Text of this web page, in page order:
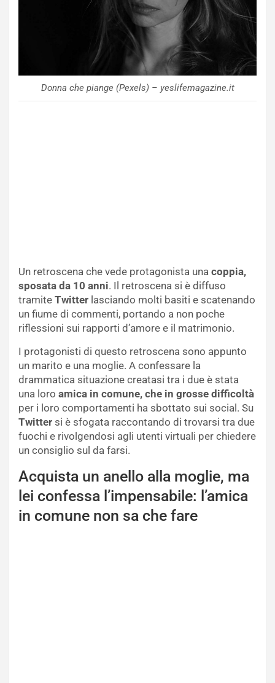
Donna che piange (Pexels) – yeslifemagazine.it
Un retroscena che vede protagonista una coppia,
sposata da 10 anni. Il retroscena si è diffuso
tramite Twitter lasciando molti basiti e scatenando
un fiume di commenti, portando a non poche
riflessioni sui rapporti d’amore e il matrimonio.
I protagonisti di questo retroscena sono appunto
un marito e una moglie. A confessare la
drammatica situazione creatasi tra i due è stata
una loro amica in comune, che in grosse difficoltà
per i loro comportamenti ha sbottato sui social. Su
Twitter si è sfogata raccontando di trovarsi tra due
fuochi e rivolgendosi agli utenti virtuali per chiedere
un consiglio sul da farsi.
Acquista un anello alla moglie, ma
lei confessa l’impensabile: l’amica
in comune non sa che fare